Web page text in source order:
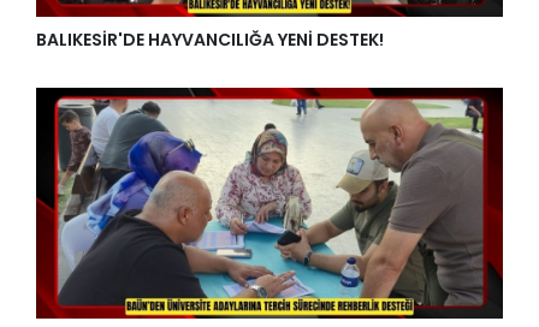
BALIKESİR'DE HAYVANCILIĞA YENİ DESTEK!